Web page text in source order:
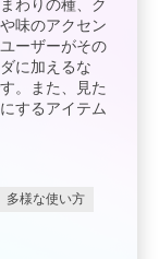
わりの種、ク
味のアクセン
ーザーがその
に加えるな
。また、見た
するアイテム
多様な使い方